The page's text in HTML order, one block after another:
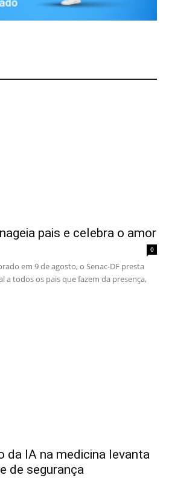
pais e celebra o amor
0
em 9 de agosto, o Senac-DF presta
a todos os pais que fazem da presença,
da IA na medicina levanta
de segurança